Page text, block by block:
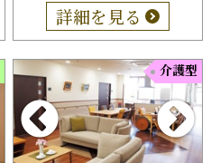
詳細を見る
介護型